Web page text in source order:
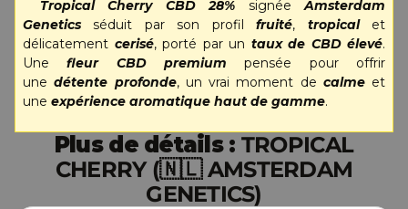
Tropical Cherry CBD 28% signéeAmsterdam
Genetics séduit par son profilfruité, tropicalet
délicatement cerisé, porté par un taux de CBD élevé.
Unefleur CBD premium pensée pour offrir
unedétente profonde, un vrai moment de calmeet
une expérience aromatique haut de gamme.
Plus de détails : TROPICAL
CHERRY (🇳🇱 AMSTERDAM
GENETICS)